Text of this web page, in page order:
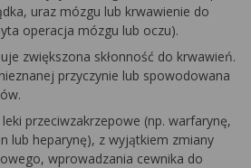
uraz mózgu lub krwawienie do
operacja mózgu lub oczu).
zwiększona skłonność do krwawień.
przyczynie lub spowodowana
przeciwzakrzepowe (np. warfarynę,
lub heparynę), z wyjątkiem zmiany
wprowadzania cewnika do